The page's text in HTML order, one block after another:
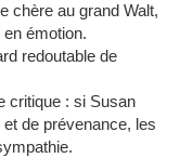
chère au grand Walt,
émotion.
redoutable de
critique : si Susan
de prévenance, les